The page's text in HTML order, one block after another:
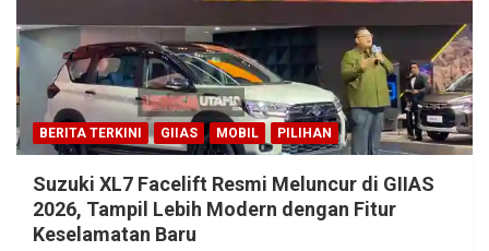
BERITA TERKINI GIIAS MOBIL PILIHAN
Suzuki XL7 Facelift Resmi Meluncur di GIIAS
2026, Tampil Lebih Modern dengan Fitur
Keselamatan Baru